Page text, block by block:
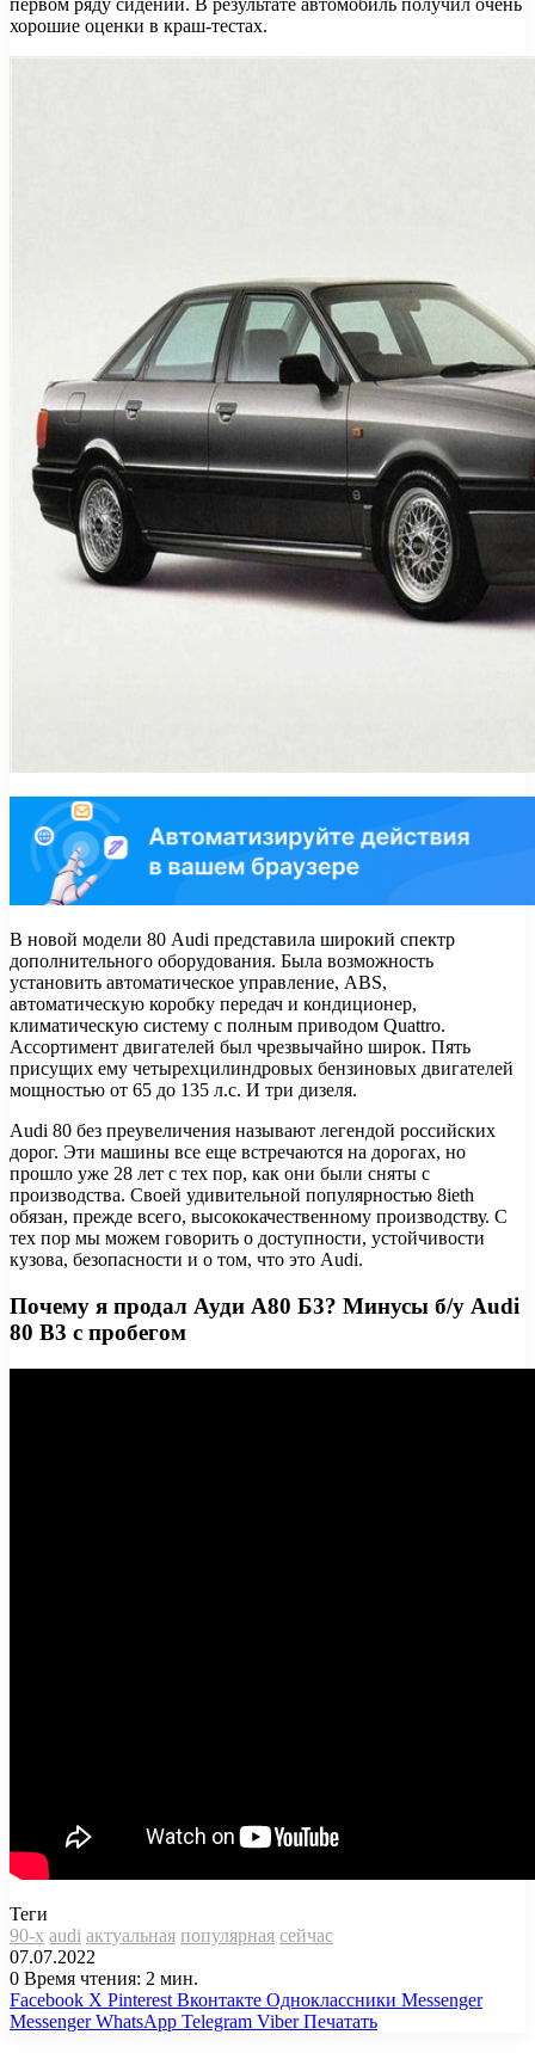
первом ряду сидений. В результате автомобиль получил очень
хорошие оценки в краш-тестах.
В новой модели 80 Audi представила широкий спектр
дополнительного оборудования. Была возможность
установить автоматическое управление, ABS,
автоматическую коробку передач и кондиционер,
климатическую систему с полным приводом Quattro.
Ассортимент двигателей был чрезвычайно широк. Пять
присущих ему четырехцилиндровых бензиновых двигателей
мощностью от 65 до 135 л.с. И три дизеля.
Audi 80 без преувеличения называют легендой российских
дорог. Эти машины все еще встречаются на дорогах, но
прошло уже 28 лет с тех пор, как они были сняты с
производства. Своей удивительной популярностью 8ieth
обязан, прежде всего, высококачественному производству. С
тех пор мы можем говорить о доступности, устойчивости
кузова, безопасности и о том, что это Audi.
Почему я продал Ауди А80 Б3? Минусы б/у Audi
80 B3 с пробегом
Теги
90-х audi актуальная популярная сейчас
07.07.2022
0 Время чтения: 2 мин.
Facebook X Pinterest Вконтакте Одноклассники Messenger
Messenger WhatsApp Telegram Viber Печатать